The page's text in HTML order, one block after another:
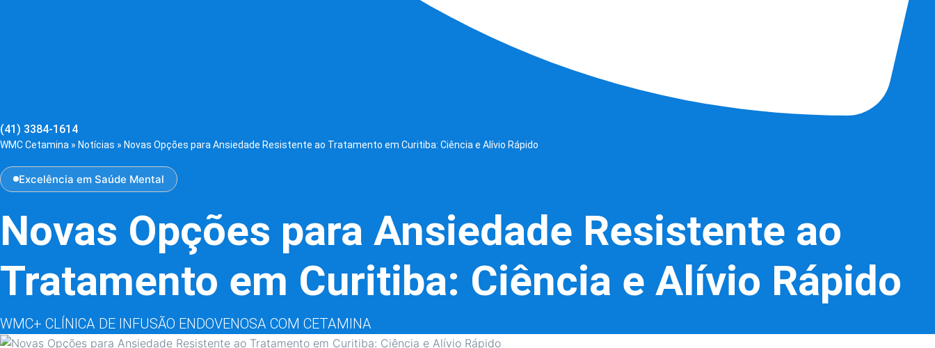
(41) 3384-1614
WMC Cetamina » Notícias » Novas Opções para Ansiedade Resistente ao Tratamento em Curitiba: Ciência e Alívio Rápido
Excelência em Saúde Mental
Novas Opções para Ansiedade Resistente ao
Tratamento em Curitiba: Ciência e Alívio Rápido
WMC+ CLÍNICA DE INFUSÃO ENDOVENOSA COM CETAMINA